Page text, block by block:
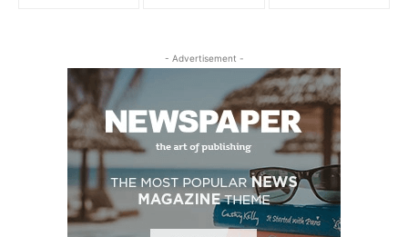
- Advertisement -